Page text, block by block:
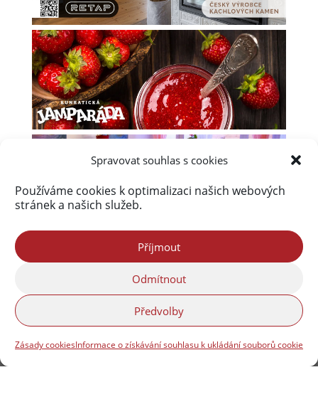
Spravovat souhlas s cookies
Používáme cookies k optimalizaci našich webových
stránek a našich služeb.
Příjmout
Odmítnout
Předvolby
Zásady cookiesInformace o získávání souhlasu k ukládání souborů cookie
Obsah webu
Kalendář akcí na Frýdlantsku
Ceník inzerce
Kontakty & Redakce
Zásady cookies (EU)